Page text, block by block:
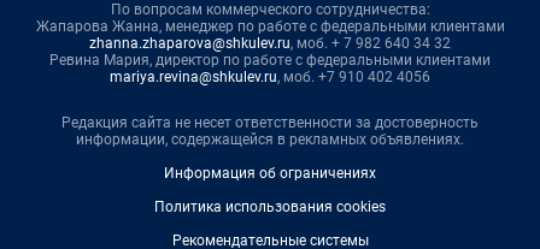
По вопросам коммерческого сотрудничества:
Жапарова Жанна, менеджер по работе с федеральными клиентами
zhanna.zhaparova@shkulev.ru, моб. + 7 982 640 34 32
Ревина Мария, директор по работе с федеральными клиентами
mariya.revina@shkulev.ru, моб. +7 910 402 4056
Редакция сайта не несет ответственности за достоверность
информации, содержащейся в рекламных объявлениях.
Информация об ограничениях
Политика использования cookies
Рекомендательные системы